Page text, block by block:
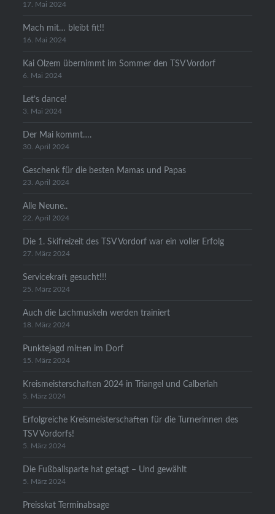
17. Mai 2024
Mach mit… bleibt fit!!
16. Mai 2024
Kai Olzem übernimmt im Sommer den TSV Vordorf
6. Mai 2024
Let’s dance!
3. Mai 2024
Der Mai kommt….
30. April 2024
Geschenk für die besten Mamas und Papas
23. April 2024
Alle Neune..
22. April 2024
Die 1. Skifreizeit des TSV Vordorf war ein voller Erfolg
27. März 2024
Servicekraft gesucht!!!
25. März 2024
Auch die Lachmuskeln werden trainiert
18. März 2024
Punktejagd mitten im Dorf
15. März 2024
Kreismeisterschaften 2024 in Triangel und Calberlah
5. März 2024
Erfolgreiche Kreismeisterschaften für die Turnerinnen des
TSV Vordorfs!
5. März 2024
Die Fußballsparte hat getagt – Und gewählt
5. März 2024
Preisskat Terminabsage